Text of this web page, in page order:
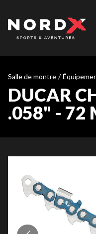
Salle de montre /
DUCAR
.058" - 72